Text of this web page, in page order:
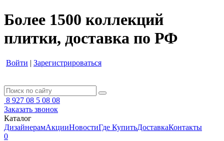
Более 1500 коллекций
плитки, доставка по РФ
Войти | Зарегистрироваться
8 927 08 5 08 08
Заказать звонок
Каталог
ДизайнерамАкцииНовостиГде КупитьДоставкаКонтакты
0